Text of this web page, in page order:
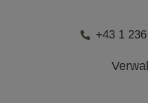
+43 1